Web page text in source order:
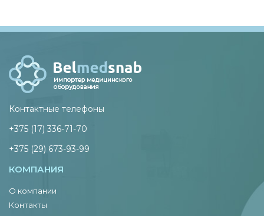
Контактные телефоны
+375 (17) 336-71-70
+375 (29) 673-93-99
КОМПАНИЯ
О компании
Контакты